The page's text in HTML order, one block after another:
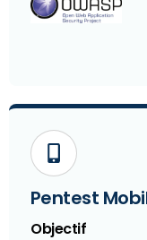
Pentest
Objectif